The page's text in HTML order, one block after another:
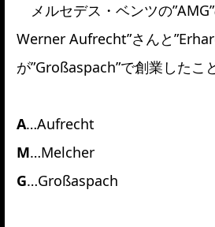
メルセデス・ベンツの
Werner Aufrecht”さんと
が”Großaspach”で創業したこ
A…Aufrecht
M…Melcher
G…Großaspach